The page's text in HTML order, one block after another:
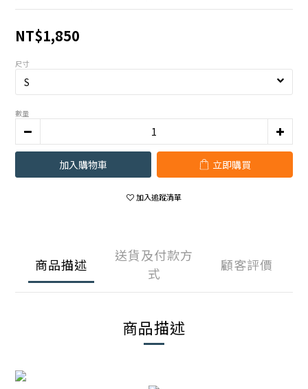
NT$1,850
尺寸
數量
加入購物車 立即購買
加入追蹤清單
商品描述
送貨及付款方
式
顧客評價
商品描述